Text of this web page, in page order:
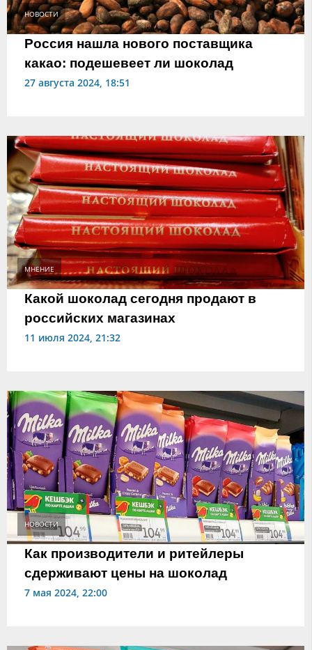
НОВОСТИ
Россия нашла нового поставщика
какао: подешевеет ли шоколад
27 августа 2024, 18:51
МНЕНИЕ
Какой шоколад сегодня продают в
российских магазинах
11 июля 2024, 21:32
НОВОСТИ
Как производители и ритейлеры
сдерживают цены на шоколад
7 мая 2024, 22:00